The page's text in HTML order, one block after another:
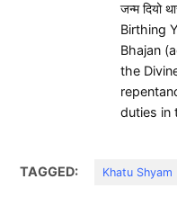
जन्म दियो
Birthing
Bhajan
the
duties in
TAGGED: Khatu Shyam